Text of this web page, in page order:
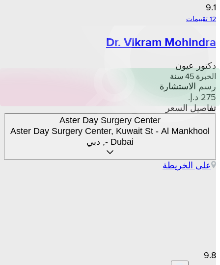
9.1
12 تقييمات
Dr. Vikram Mohindra
دكتور عيون
الخبرة 45 سنة
رسم الاستشارة
تفاصيل السعر
Aster Day Surgery Center
Aster Day Surgery Center, Kuwait St - Al Mankhool
- Dubai, دبي
على الخريطة
9.8